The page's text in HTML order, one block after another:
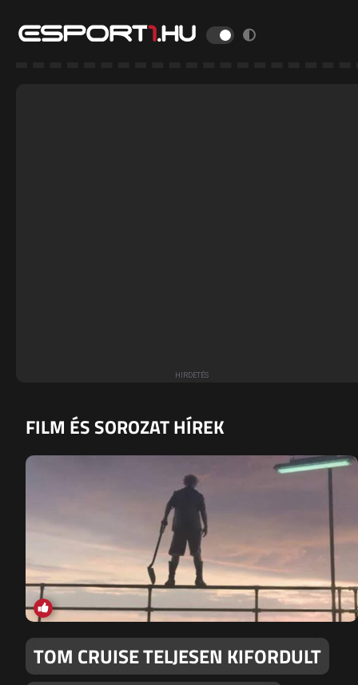
FILM ÉS SOROZAT HÍREK
TOM CRUISE TELJESEN KIFORDULT